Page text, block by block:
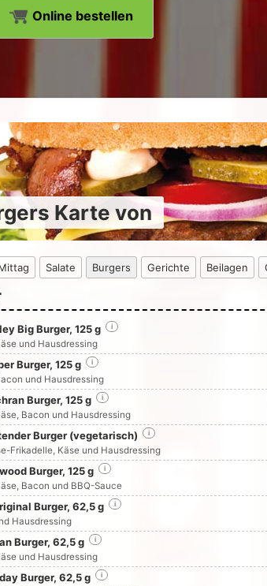
Online bestellen
Karte von
Salate Burgers Gerichte Beilagen
Big Burger, 125 g i
und Hausdressing
Burger, 125 g i
und Hausdressing
Burger, 125 g i
Bacon und Hausdressing
Burger (vegetarisch) i
Frikadelle, Käse und Hausdressing
Burger, 125 g i
Bacon und BBQ-Sauce
Burger, 62,5 g i
Hausdressing
Burger, 62,5 g i
und Hausdressing
Burger, 62,5 g i